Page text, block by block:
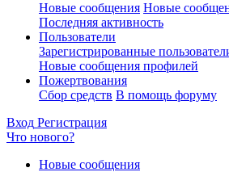
Новые сообщения Новые
Последняя активность
Пользователи
Зарегистрированные
Новые сообщения профилей
Пожертвования
Сбор средств В помощь форуму
Вход Регистрация
Что нового?
Новые сообщения